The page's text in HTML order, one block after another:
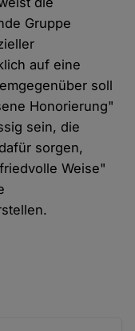
Gruppe
auf eine
soll
Honorierung"
sein, die
sorgen,
Weise"